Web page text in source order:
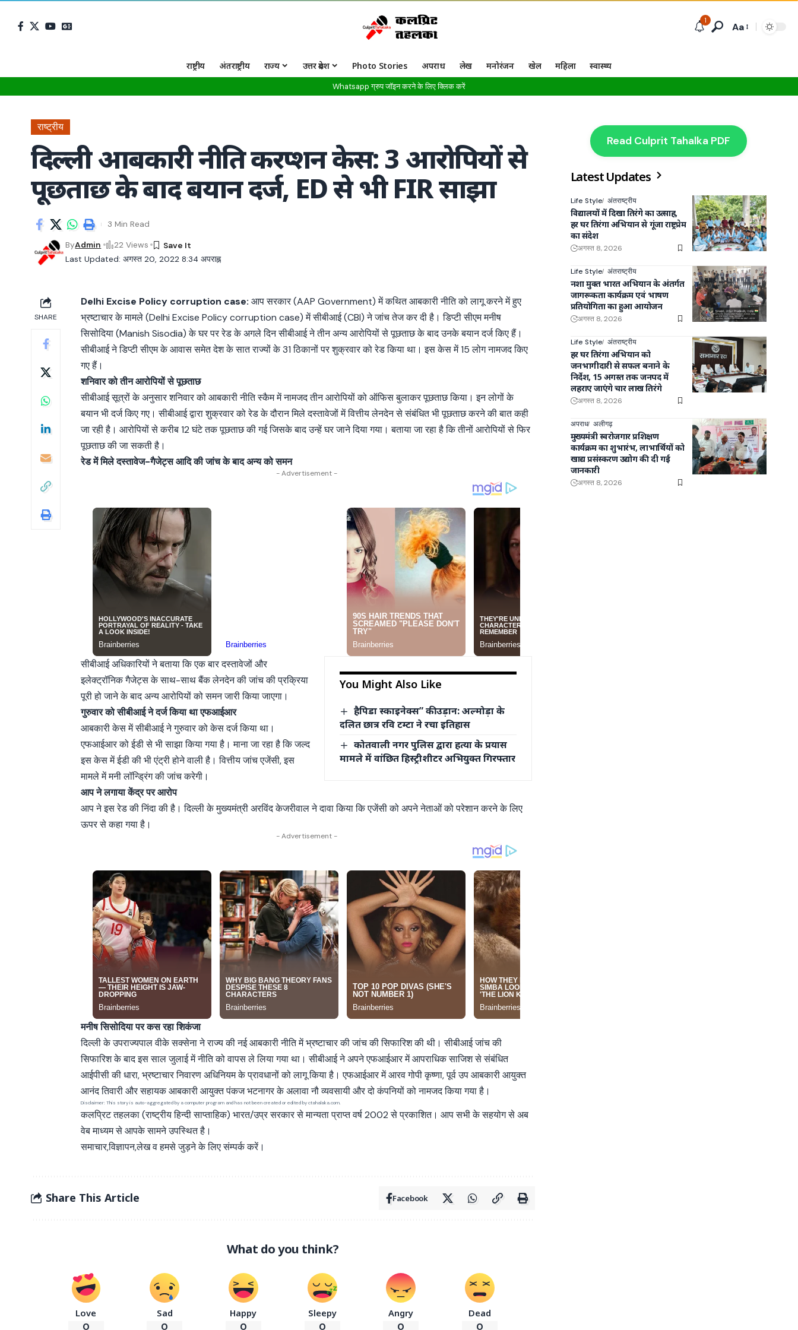
1
Aa
राष्ट्रीय अंतराष्ट्रीय राज्य उत्तर प्रदेश Photo Stories अपराध लेख मनोरंजन खेल महिला स्वास्थ्य
Whatsapp ग्रुप जॉइन करने के लिए क्लिक करें
राष्ट्रीय
दिल्ली आबकारी नीति करप्शन केस: 3 आरोपियों से
पूछताछ के बाद बयान दर्ज, ED से भी FIR साझा
Last Updated: अगस्त 20, 2022 8:34 अपराह्न
ByAdmin 22 Views
3 Min Read
SHARE
Delhi Excise Policy corruption case: आप सरकार (AAP Government) में कथित आबकारी नीति को लागू करने में हुए
भ्रष्टाचार के मामले (Delhi Excise Policy corruption case) में सीबीआई (CBI) ने जांच तेज कर दी है। डिप्टी सीएम मनीष
सिसोदिया (Manish Sisodia) के घर पर रेड के अगले दिन सीबीआई ने तीन अन्य आरोपियों से पूछताछ के बाद उनके बयान दर्ज किए हैं।
सीबीआई ने डिप्टी सीएम के आवास समेत देश के सात राज्यों के 31 ठिकानों पर शुक्रवार को रेड किया था। इस केस में 15 लोग नामजद किए
गए हैं।
शनिवार को तीन आरोपियों से पूछताछ
सीबीआई सूत्रों के अनुसार शनिवार को आबकारी नीति स्कैम में नामजद तीन आरोपियों को ऑफिस बुलाकर पूछताछ किया। इन लोगों के
बयान भी दर्ज किए गए। सीबीआई द्वारा शुक्रवार को रेड के दौरान मिले दस्तावेजों में वित्तीय लेनदेन से संबंधित भी पूछताछ करने की बात कही
जा रही है। आरोपियों से करीब 12 घंटे तक पूछताछ की गई जिसके बाद उन्हें घर जाने दिया गया। बताया जा रहा है कि तीनों आरोपियों से फिर
पूछताछ की जा सकती है।
रेड में मिले दस्तावेज-गैजेट्स आदि की जांच के बाद अन्य को समन
- Advertisement -
You Might Also Like
हैपिडा स्काइनेक्स” की उड़ान: अल्मोड़ा के
दलित छात्र रवि टम्टा ने रचा इतिहास
कोतवाली नगर पुलिस द्वारा हत्या के प्रयास
मामले में वांछित हिस्ट्रीशीटर अभियुक्त गिरफ्तार
सीबीआई अधिकारियों ने बताया कि एक बार दस्तावेजों और
इलेक्ट्रॉनिक गैजेट्स के साथ-साथ बैंक लेनदेन की जांच की प्रक्रिया
पूरी हो जाने के बाद अन्य आरोपियों को समन जारी किया जाएगा।
गुरुवार को सीबीआई ने दर्ज किया था एफआईआर
आबकारी केस में सीबीआई ने गुरुवार को केस दर्ज किया था।
एफआईआर को ईडी से भी साझा किया गया है। माना जा रहा है कि जल्द
इस केस में ईडी की भी एंट्री होने वाली है। वित्तीय जांच एजेंसी, इस
मामले में मनी लॉन्ड्रिंग की जांच करेगी।
आप ने लगाया केंद्र पर आरोप
आप ने इस रेड की निंदा की है। दिल्ली के मुख्यमंत्री अरविंद केजरीवाल ने दावा किया कि एजेंसी को अपने नेताओं को परेशान करने के लिए
ऊपर से कहा गया है।
- Advertisement -
मनीष सिसोदिया पर कस रहा शिकंजा
दिल्ली के उपराज्यपाल वीके सक्सेना ने राज्य की नई आबकारी नीति में भ्रष्टाचार की जांच की सिफारिश की थी। सीबीआई जांच की
सिफारिश के बाद इस साल जुलाई में नीति को वापस ले लिया गया था। सीबीआई ने अपने एफआईआर में आपराधिक साजिश से संबंधित
आईपीसी की धारा, भ्रष्टाचार निवारण अधिनियम के प्रावधानों को लागू किया है। एफआईआर में आरव गोपी कृष्णा, पूर्व उप आबकारी आयुक्त
आनंद तिवारी और सहायक आबकारी आयुक्त पंकज भटनागर के अलावा नौ व्यवसायी और दो कंपनियों को नामजद किया गया है।
Disclaimer: This story is auto-aggregated by a computer program and has not been created or edited by ctahalaka.com.
कलप्रिट तहलका (राष्ट्रीय हिन्दी साप्ताहिक) भारत/उप्र सरकार से मान्यता प्राप्त वर्ष 2002 से प्रकाशित। आप सभी के सहयोग से अब
वेब माध्यम से आपके सामने उपस्थित है।
समाचार,विज्ञापन,लेख व हमसे जुड़ने के लिए संम्पर्क करें।
Share This Article Facebook
What do you think?
Love
0
Sad
0
Happy
0
Sleepy
0
Angry
0
Dead
0
Read Culprit Tahalka PDF
Latest Updates
Life Style अंतराष्ट्रीय
विद्यालयों में दिखा तिरंगे का उत्साह,
हर घर तिरंगा अभियान से गूंजा राष्ट्रप्रेम
का संदेश
अगस्त 8, 2026
Life Style अंतराष्ट्रीय
नशा मुक्त भारत अभियान के अंतर्गत
जागरूकता कार्यक्रम एवं भाषण
प्रतियोगिता का हुआ आयोजन
अगस्त 8, 2026
Life Style अंतराष्ट्रीय
हर घर तिरंगा अभियान को
जनभागीदारी से सफल बनाने के
निर्देश, 15 अगस्त तक जनपद में
लहराए जाएंगे चार लाख तिरंगे
अगस्त 8, 2026
अपराध अलीगढ़
मुख्यमंत्री स्वरोजगार प्रशिक्षण
कार्यक्रम का शुभारंभ, लाभार्थियों को
खाद्य प्रसंस्करण उद्योग की दी गई
जानकारी
अगस्त 8, 2026